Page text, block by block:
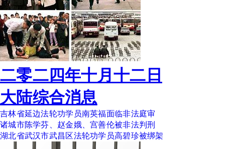
二零二四年十月十二日
大陆综合消息
吉林省延边法轮功学员南英福面临非法庭审
诸城市陈学芬、赵金娥、宫善伦被非法判刑
湖北省武汉市武昌区法轮功学员高碧珍被绑架